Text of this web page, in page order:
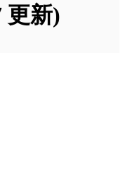
更新)